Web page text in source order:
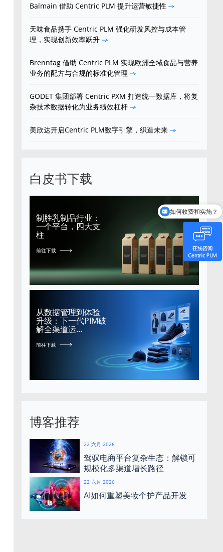
Balmain 借助 Centric PLM 提升运营敏捷性
天味食品携手 Centric PLM 强化研发风控与成本管
理，实现创新效率跃升
Brenntag 借助 Centric PLM 实现欧洲全域食品与营养
业务的配方与合规的标准化管理
GODET 集团部署 Centric PXM 打造统一数据库，将复
杂技术数据转化为业务绩效杠杆
美欣达开启Centric PLM数字引擎，织造未来
白皮书下载
制胜乳制品行业：
一个平台，四大支
柱
前往下载
从数据管理到体验
升级：下一代PIM破
解全渠道运…
前往下载
博客推荐
22 六月 2026
驾驭电商平台复杂生态：解锁可
规模化多渠道增长路径
22 六月 2026
AI如何重塑美妆个护产品开发
如何收费和实施？